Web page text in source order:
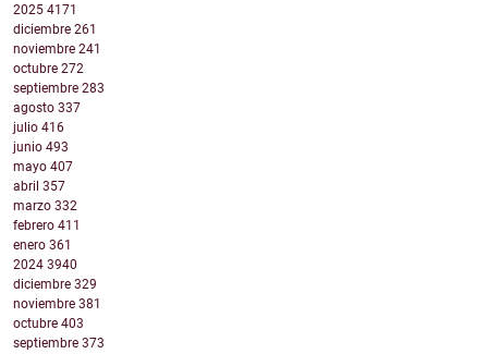
2025 4171
diciembre 261
noviembre 241
octubre 272
septiembre 283
agosto 337
julio 416
junio 493
mayo 407
abril 357
marzo 332
febrero 411
enero 361
2024 3940
diciembre 329
noviembre 381
octubre 403
septiembre 373